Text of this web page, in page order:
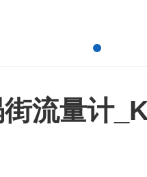
流量计